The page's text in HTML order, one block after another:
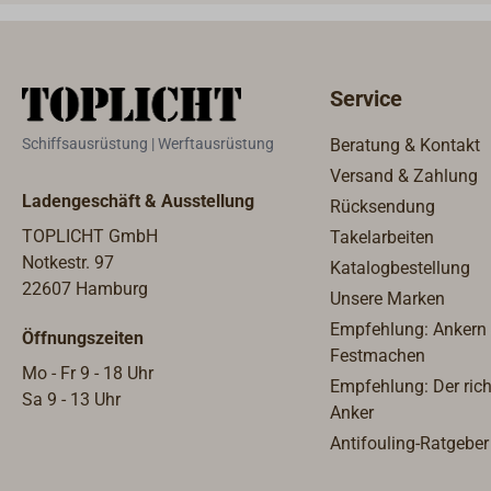
Schiffsausrüstung | Werftausrüstung
Ladengeschäft & Ausstellung
TOPLICHT GmbH
Notkestr. 97
22607 Hamburg
Öffnungszeiten
Mo - Fr 9 - 18 Uhr
Sa 9 - 13 Uhr
Service
Beratung & Kontakt
Versand & Zahlung
Rücksendung
Takelarbeiten
Katalogbestellung
Unsere Marken
Empfehlung: Ankern
Festmachen
Empfehlung: Der
Anker
Antifouling-Ratgeber